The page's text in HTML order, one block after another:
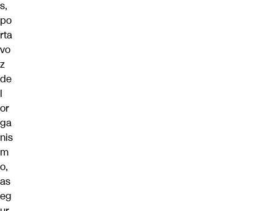
s,
po
rta
vo
z
de
l
or
ga
nis
m
o,
as
eg